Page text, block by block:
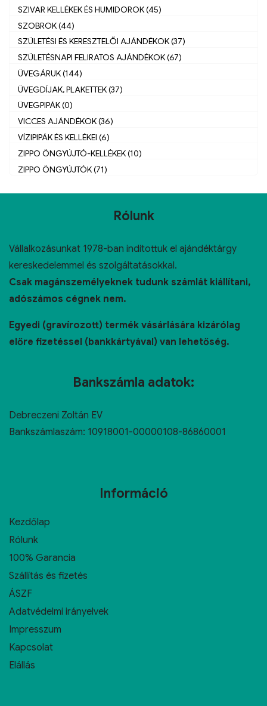
SZIVAR KELLÉKEK ÉS HUMIDOROK (45)
SZOBROK (44)
SZÜLETÉSI ÉS KERESZTELŐI AJÁNDÉKOK (37)
SZÜLETÉSNAPI FELIRATOS AJÁNDÉKOK (67)
ÜVEGÁRUK (144)
ÜVEGDÍJAK, PLAKETTEK (37)
ÜVEGPIPÁK (0)
VICCES AJÁNDÉKOK (36)
VÍZIPIPÁK ÉS KELLÉKEI (6)
ZIPPO ÖNGYÚJTÓ-KELLÉKEK (10)
ZIPPO ÖNGYÚJTÓK (71)
Rólunk
Vállalkozásunkat 1978-ban indítottuk el ajándéktárgy
kereskedelemmel és szolgáltatásokkal.
Csak magánszemélyeknek tudunk számlát kiállítani,
adószámos cégnek nem.
Egyedi (gravírozott) termék vásárlására kizárólag
előre fizetéssel (bankkártyával) van lehetőség.
Bankszámla adatok:
Debreczeni Zoltán EV
Bankszámlaszám: 10918001-00000108-86860001
Információ
Kezdőlap
Rólunk
100% Garancia
Szállítás és fizetés
ÁSZF
Adatvédelmi irányelvek
Impresszum
Kapcsolat
Elállás